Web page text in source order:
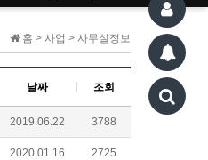
홈 > 사업 > 사무실정보
날짜 조회
2019.06.22 3788
2020.01.16 2725